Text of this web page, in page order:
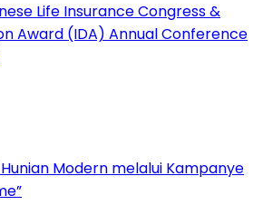
Life Insurance Congress &
Award (IDA) Annual Conference
Modern melalui Kampanye